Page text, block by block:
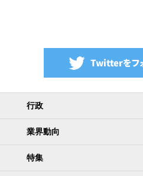
行政
業界動向
特集